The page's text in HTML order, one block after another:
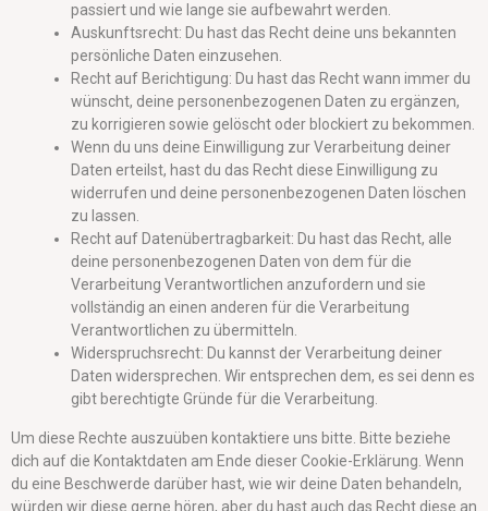
passiert und wie lange sie aufbewahrt werden.
Auskunftsrecht: Du hast das Recht deine uns bekannten
persönliche Daten einzusehen.
Recht auf Berichtigung: Du hast das Recht wann immer du
wünscht, deine personenbezogenen Daten zu ergänzen,
zu korrigieren sowie gelöscht oder blockiert zu bekommen.
Wenn du uns deine Einwilligung zur Verarbeitung deiner
Daten erteilst, hast du das Recht diese Einwilligung zu
widerrufen und deine personenbezogenen Daten löschen
zu lassen.
Recht auf Datenübertragbarkeit: Du hast das Recht, alle
deine personenbezogenen Daten von dem für die
Verarbeitung Verantwortlichen anzufordern und sie
vollständig an einen anderen für die Verarbeitung
Verantwortlichen zu übermitteln.
Widerspruchsrecht: Du kannst der Verarbeitung deiner
Daten widersprechen. Wir entsprechen dem, es sei denn es
gibt berechtigte Gründe für die Verarbeitung.
Um diese Rechte auszuüben kontaktiere uns bitte. Bitte beziehe
dich auf die Kontaktdaten am Ende dieser Cookie-Erklärung. Wenn
du eine Beschwerde darüber hast, wie wir deine Daten behandeln,
würden wir diese gerne hören, aber du hast auch das Recht diese an